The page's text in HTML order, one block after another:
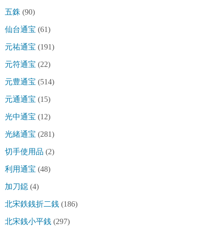
五銖 (90)
仙台通宝 (61)
元祐通宝 (191)
元符通宝 (22)
元豊通宝 (514)
元通通宝 (15)
光中通宝 (12)
光緒通宝 (281)
切手使用品 (2)
利用通宝 (48)
加刀鐚 (4)
北宋鉄銭折二銭 (186)
北宋銭小平銭 (297)